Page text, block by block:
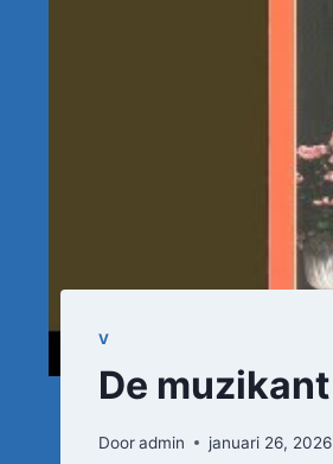
V
De muzikant
Dooradmin januari 26, 2026